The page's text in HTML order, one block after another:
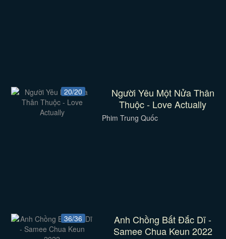
20/20
Người Yêu Một Nửa Thân
Thuộc - Love Actually
Phim Trung Quốc
36/36
Anh Chồng Bất Đắc Dĩ -
Samee Chua Keun 2022